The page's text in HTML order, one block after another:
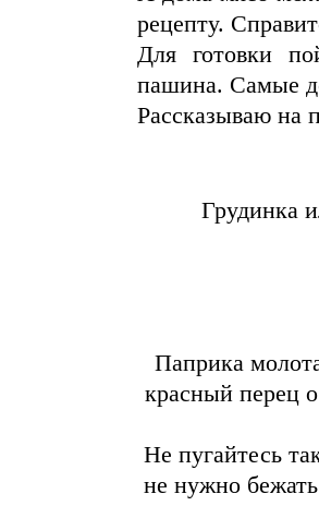
рецепту.
Для готовки
пашина. Самые
Рассказываю на
Грудинка
Паприка
красный перец
Не пугайтесь
не нужно